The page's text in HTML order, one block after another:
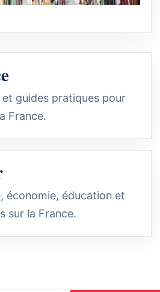
guides pratiques pour
France.
économie, éducation et
sur la France.